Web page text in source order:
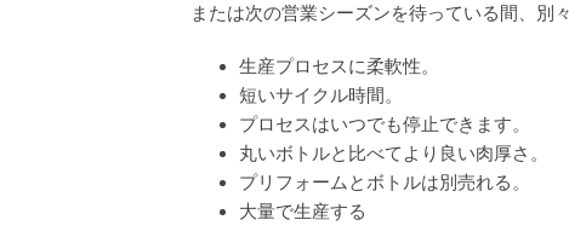
または次の営業シーズンを待っている間、別
生産プロセスに柔軟性。
短いサイクル時間。
プロセスはいつでも停止できます。
丸いボトルと比べてより良い肉厚さ。
プリフォームとボトルは別売れる。
大量で生産する